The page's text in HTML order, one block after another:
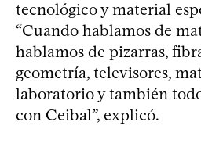
tecnológico y material
“Cuando hablamos de
hablamos de pizarras,
geometría, televisores,
laboratorio y también
con Ceibal”, explicó.